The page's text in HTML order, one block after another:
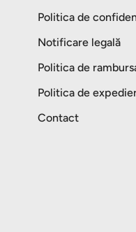
Politica de
Notificare legală
Politica de
Politica de
Contact